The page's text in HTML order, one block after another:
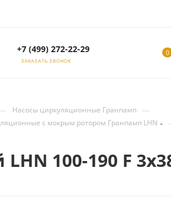
+7 (499) 272-22-29
ЗАКАЗАТЬ ЗВОНОК
0
Насосы циркуляционные Гранпамп —
с мокрым ротором Гранпамп LHN
100-190 F